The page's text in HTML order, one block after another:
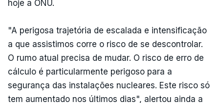
hoje a ONU.
"A perigosa trajetória de escalada e intensificação
a que assistimos corre o risco de se descontrolar.
O rumo atual precisa de mudar. O risco de erro de
cálculo é particularmente perigoso para a
segurança das instalações nucleares. Este risco só
tem aumentado nos últimos dias", alertou ainda a